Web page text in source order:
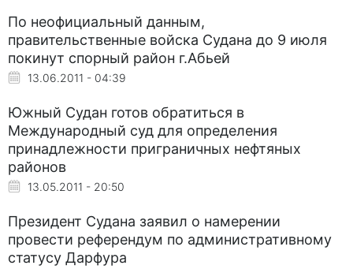
По неофициальный данным,
правительственные войска Судана до 9 июля
покинут спорный район г.Абьей
13.06.2011 - 04:39
Южный Судан готов обратиться в
Международный суд для определения
принадлежности приграничных нефтяных
районов
13.05.2011 - 20:50
Президент Судана заявил о намерении
провести референдум по административному
статусу Дарфура